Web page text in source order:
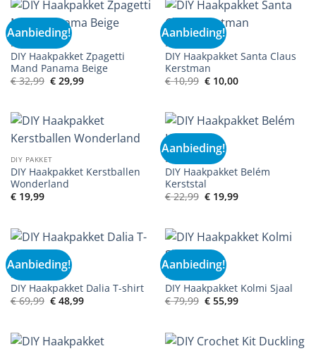
Aanbieding!
DIY PAKKET
DIY Haakpakket Zpagetti
Mand Panama Beige
€32,99 Oorspronkelijke
prijs
€29,99Huidige
Aanbieding!
DIY PAKKET
DIY Haakpakket Santa Claus
Kerstman
€10,99 Oorspronkelijke
prijs
€10,00Huidige
DIY PAKKET
DIY Haakpakket Kerstballen
Wonderland
€19,99
Aanbieding!
DIY PAKKET
DIY Haakpakket Belém
Kerststal
€22,99 Oorspronkelijke
prijs
€19,99Huidige
Aanbieding!
DIY PAKKET
DIY Haakpakket Dalia T-shirt
€69,99 Oorspronkelijke
prijs
€48,99Huidige
Aanbieding!
DIY PAKKET
DIY Haakpakket Kolmi Sjaal
€79,99 Oorspronkelijke
prijs
€55,99Huidige